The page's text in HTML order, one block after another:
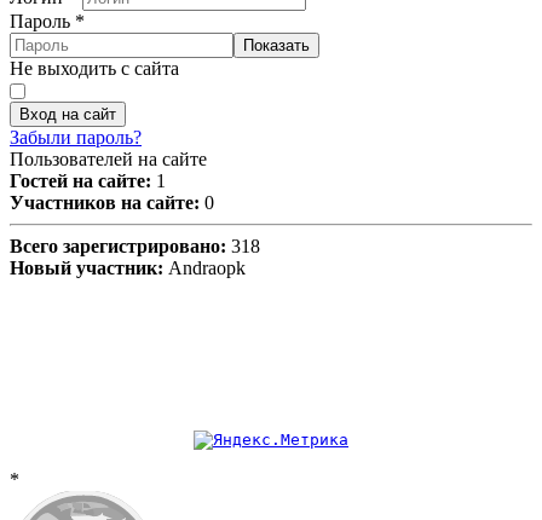
Пароль *
Показать
Не выходить с сайта
Вход на сайт
Забыли пароль?
Пользователей на сайте
Гостей на сайте: 1
Участников на сайте: 0
Всего зарегистрировано: 318
Новый участник: Andraopk
*